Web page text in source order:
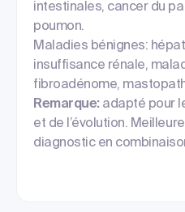
intestinales, cancer du
poumon.
Maladies bénignes:
insuffisance rénale,
fibroadénome,
Remarque:adapté pour
et de l’évolution.
diagnostic en